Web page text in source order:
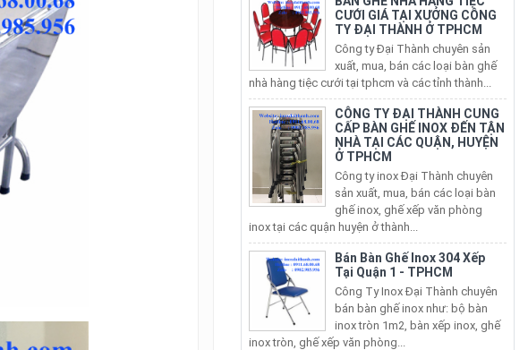
Công ty Đại Thành chuyên sản
xuất, mua, bán các loại bàn ghế
nhà hàng tiệc cưới tại tphcm và các tỉnh thành...
CÔNG TY ĐẠI THÀNH CUNG
CẤP BÀN GHẾ INOX ĐẾN TẬN
NHÀ TẠI CÁC QUẬN, HUYỆN
Ở TPHCM
Công ty inox Đại Thành chuyên
sản xuất, mua, bán các loại bàn
ghế inox, ghế xếp văn phòng
inox tại các quận huyện ở thành...
Bán Bàn Ghế Inox 304 Xếp
Tại Quận 1 - TPHCM
Công Ty Inox Đại Thành chuyên
bán bàn ghế inox như: bộ bàn
inox tròn 1m2, bàn xếp inox, ghế
inox tròn, ghế xếp văn phòng...
MUA BÁN BÀN GHẾ INOX 304,
GHẾ INOX, BÀN TRÒN INOX